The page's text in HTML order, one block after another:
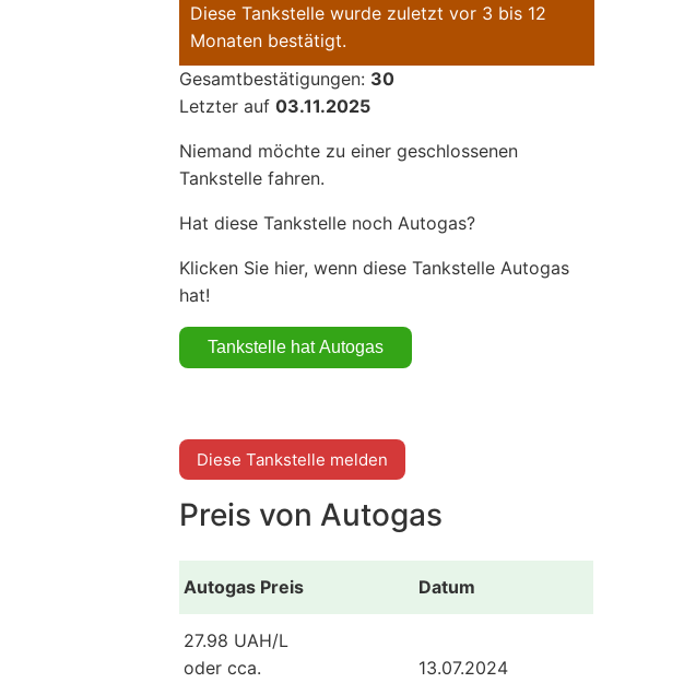
Diese Tankstelle wurde zuletzt vor 3 bis 12
Monaten bestätigt.
Gesamtbestätigungen: 30
Letzter auf 03.11.2025
Niemand möchte zu einer geschlossenen
Tankstelle fahren.
Hat diese Tankstelle noch Autogas?
Klicken Sie hier, wenn diese Tankstelle Autogas
hat!
Diese Tankstelle melden
Preis von Autogas
Autogas Preis Datum
27.98 UAH/L
oder cca.
13.07.2024